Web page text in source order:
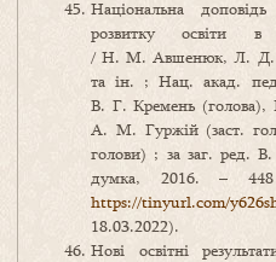
Національна
розвитку освіти
/ Н. М. Авшенюк, Л. Д.
та ін. ; Нац. акад.
В. Г. Кремень (голова),
А. М. Гуржій (заст.
голови) ; за заг. ред.
думка, 2016. –
https://tinyurl.com/
18.03.2022).
Нові освітні